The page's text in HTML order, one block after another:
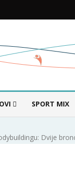
SPORT MIX
Dvije